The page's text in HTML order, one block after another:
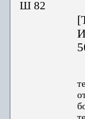
Ш 82